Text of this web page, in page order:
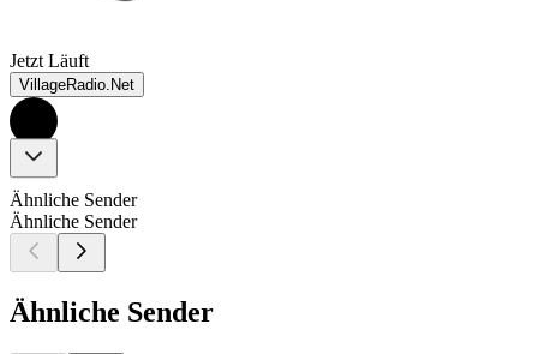
Jetzt Läuft
VillageRadio.Net
Ähnliche Sender
Ähnliche Sender
Ähnliche Sender